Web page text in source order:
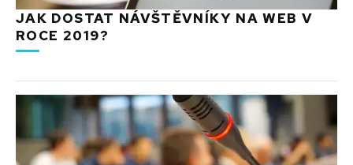
JAK DOSTAT NÁVŠTĚVNÍKY NA WEB V
ROCE 2019?